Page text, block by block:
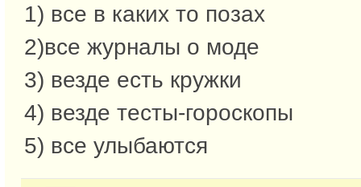
1) все в каких то позах
2)все журналы о моде
3) везде есть кружки
4) везде тесты-гороскопы
5) все улыбаются